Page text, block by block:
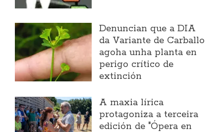
Denuncian que a DIA
da Variante de Carballo
agoha unha planta en
perigo crítico de
extinción
A maxia lírica
protagoniza a terceira
edición de "Ópera en